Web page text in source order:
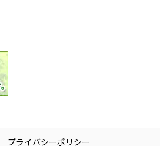
プライバシーポリシー